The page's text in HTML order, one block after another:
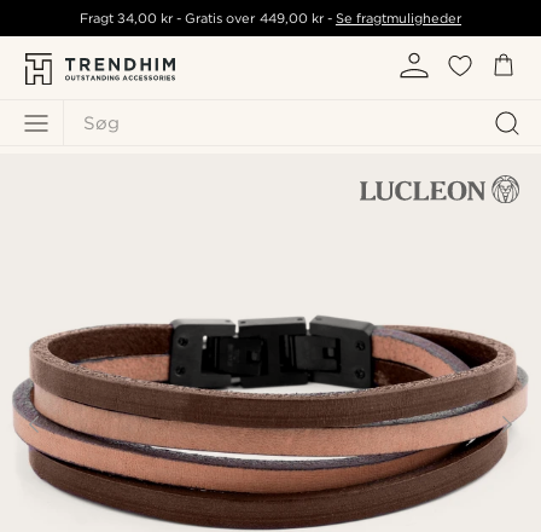
Søg
Fragt34,00 kr - Gratis over 449,00 kr- Se fragtmuligheder